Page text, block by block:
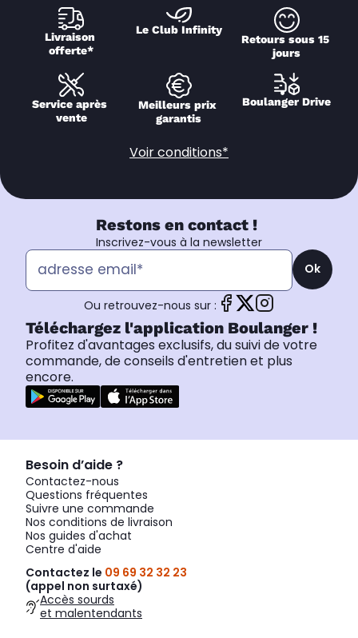
Livraison
offerte*
Le Club Infinity
Retours sous 15
jours
Service après
vente
Meilleurs prix
garantis
Boulanger Drive
Voir conditions*
Restons en contact !
Inscrivez-vous à la newsletter
Ok
Ou retrouvez-nous sur :
Téléchargez l'application Boulanger !
Profitez d'avantages exclusifs, du suivi de votre
commande, de conseils d'entretien et plus
encore.
Besoin d’aide ?
Contactez-nous
Questions fréquentes
Suivre une commande
Nos conditions de livraison
Nos guides d'achat
Centre d'aide
Contactez le 09 69 32 32 23
(appel non surtaxé)
Accès sourds
et malentendants